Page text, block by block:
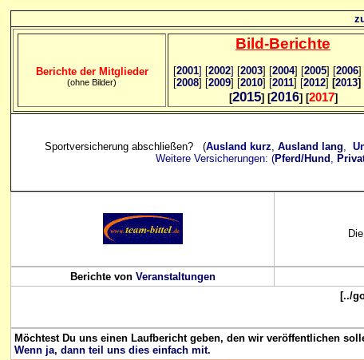
Berichte der Mitglieder
(ohne Bilder)
Bild-Berichte
[2001] [2002] [2003] [2004] [2005] [2006]
[2008] [2009] [2010] [2011] [2012] [2013]
[2015] [2016] [2017]
Sportversicherung abschließen? (Ausland kurz, Ausland lang,
Weitere Versicherungen: (Pferd/Hund ,
Berichte von Veranstaltungen
[../
Möchtest Du uns einen Laufbericht geben, den wir veröffentlichen
Wenn ja, dann teil uns dies einfach mit.